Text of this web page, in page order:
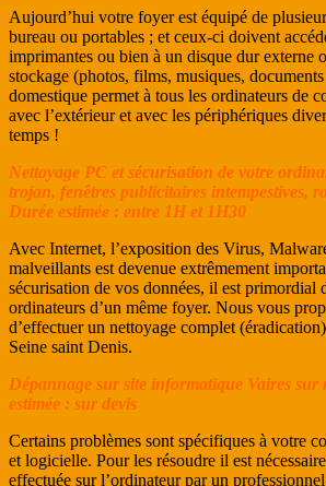
Aujourd’hui votre foyer est équipé de
bureau ou portables ; et ceux-ci doivent
imprimantes ou bien à un disque dur externe
stockage (photos, films, musiques,
domestique permet à tous les ordinateurs de
avec l’extérieur et avec les périphériques
temps !
Nettoyage PC et sécurisation de votre
trojan, fenêtres publicitaires intempestives,
Durée estimée : entre 1H et 1H30
Avec Internet, l’exposition des Virus,
malveillants est devenue extrêmement
sécurisation de vos données, il est primordial
ordinateurs d’un même foyer. Nous vous
d’effectuer un nettoyage complet
Seine saint Denis.
Dépannage sur site informatique Vaires sur
estimée : sur devis
Certains problèmes sont spécifiques à votre
et logicielle. Pour les résoudre il est
effectuée sur l’ordinateur par un